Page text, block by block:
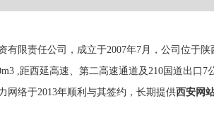
限责任公司，成立于2007年7月，公司位于
,距西延高速、第二高速通道及210国道出
网络于2013年顺利与其签约，长期提供西安网